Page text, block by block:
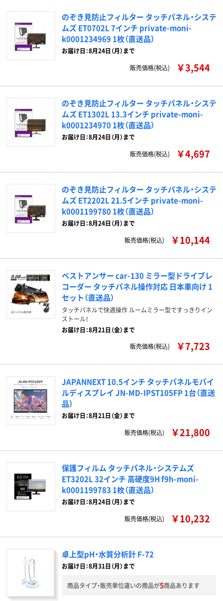
のぞき見防止フィルター タッチパネル・システ
ムズ ET0702L 7インチ private-moni-
k0001234969 1枚（直送品）
お届け日：8月24日（月）まで
販売価格(税込)
￥3,544
のぞき見防止フィルター タッチパネル・システ
ムズ ET1302L 13.3インチ private-moni-
k0001234970 1枚（直送品）
お届け日：8月24日（月）まで
販売価格(税込)
￥4,697
のぞき見防止フィルター タッチパネル・システ
ムズ ET2202L 21.5インチ private-moni-
k0001199780 1枚（直送品）
お届け日：8月24日（月）まで
販売価格(税込)
￥10,144
ベストアンサー car-130 ミラー型ドライブレ
コーダー タッチパネル操作対応 日本車向け 1
セット（直送品）
タッチパネルで快適操作 ルームミラー型ですっきりイン
ストール！
お届け日：8月21日（金）まで
販売価格(税込)
￥7,723
JAPANNEXT 10.5インチ タッチパネルモバイ
ルディスプレイ JN-MD-IPST105FP 1台（直送
品）
お届け日：8月21日（金）まで
販売価格(税込)
￥21,800
保護フィルム タッチパネル・システムズ
ET3202L 32インチ 高硬度9H f9h-moni-
k0001199783 1枚（直送品）
お届け日：8月24日（月）まで
販売価格(税込)
￥10,232
卓上型pH・水質分析計 F-72
お届け日：8月31日（月）まで
商品タイプ・販売単位違いの商品が5商品あります